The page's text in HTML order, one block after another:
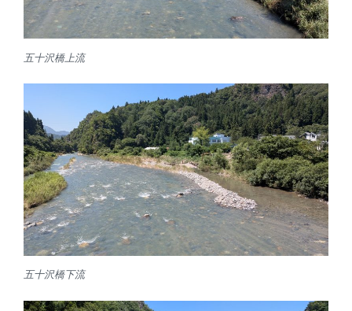
五十沢橋上流
五十沢橋下流